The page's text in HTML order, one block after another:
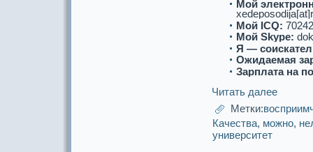
Мой
Мой ICQ:
Мой Skype:
Я —
Ожидаемая
Зарплата на
Читать далее
Метки:
Качества, можнo,
университет